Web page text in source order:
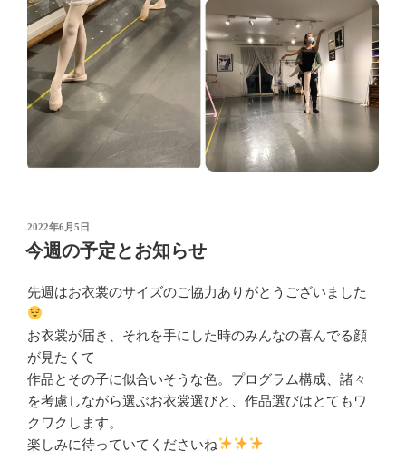
投
稿
日:
2022年6月5日
今週の予定とお知らせ
先週はお衣裳のサイズのご協力ありがとうございました
お衣裳が届き、それを手にした時のみんなの喜んでる顔
が見たくて
作品とその子に似合いそうな色。プログラム構成、諸々
を考慮しながら選ぶお衣裳選びと、作品選びはとてもワ
クワクします。
楽しみに待っていてくださいね